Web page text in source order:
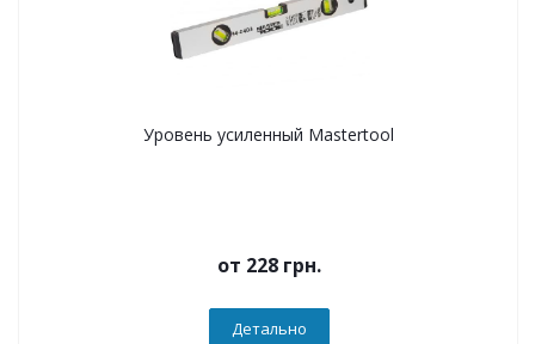
Уровень усиленный Mastertool
от 228 грн.
Детально